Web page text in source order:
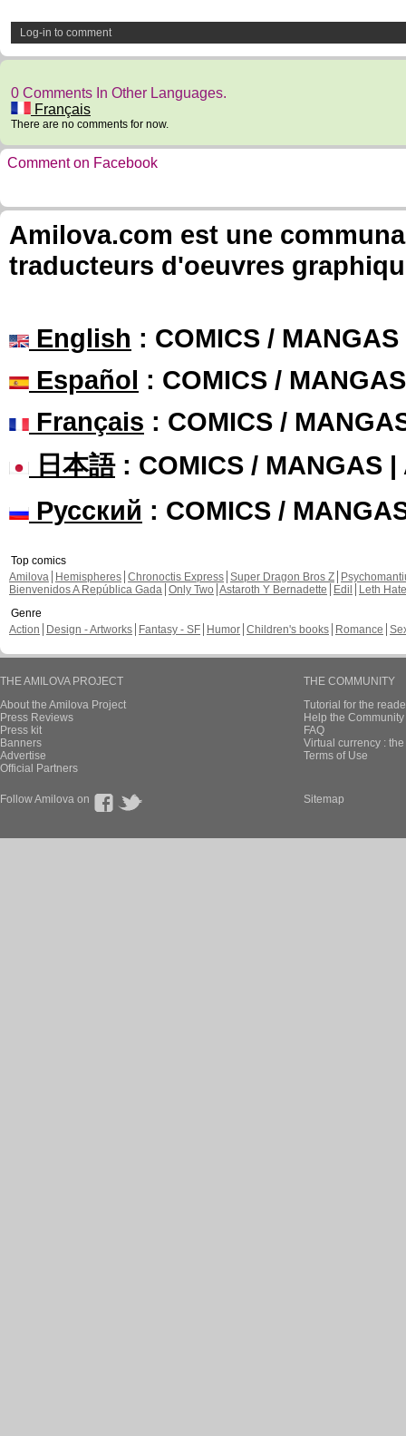
Log-in to comment
0 Comments In Other Languages.
Français
There are no comments for now.
Comment on Facebook
Amilova.com est une
traducteurs d'oeuvres
English : COMICS /
Español : COMICS /
Français : COMICS /
日本語: COMICS / MANGAS |
Русский : COMICS /
Top comics
Amilova
Hemispheres Chronoctis Express Super Dragon Bros Z
Bienvenidos A República Gada Only Two Astaroth Y Bernadette Edil
Leth Hate
Genre
Action
Design - Artworks Fantasy - SF Humor Children's books Romance
THE AMILOVA PROJECT
About the Amilova Project
Press Reviews
Press kit
Banners
Advertise
Official Partners
THE COMMUNITY
Tutorial for the
Help the
FAQ
Virtual currency :
Terms of Use
Follow Amilova on Sitemap